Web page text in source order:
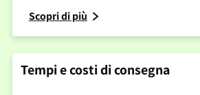
Scopri di più
Tempi e costi di consegna